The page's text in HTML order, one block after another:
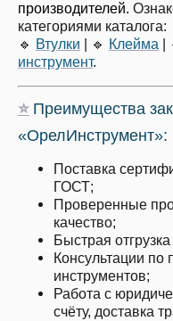
производителей.
категориями каталога:
🔹 Втулки 🔹 Клейма
инструмент.
⭐ Преимущества
«ОрелИнструмент»:
Поставка
ГОСТ;
Проверенные
качество;
Быстрая
Консультации по
инструментов;
Работа с
счёту, доставка